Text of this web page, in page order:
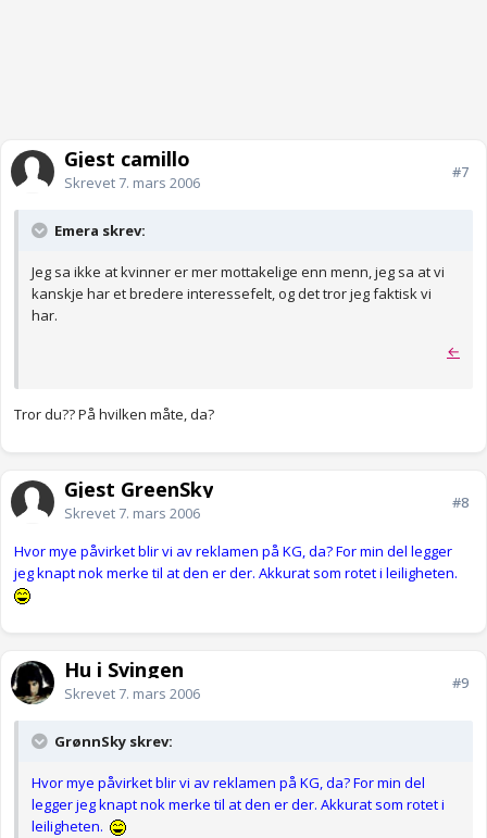
Gjest camillo
Skrevet7. mars 2006
#7
Emera skrev:
Jeg sa ikke at kvinner er mer mottakelige enn menn, jeg sa at vi
kanskje har et bredere interessefelt, og det tror jeg faktisk vi
har.
←
Tror du?? På hvilken måte, da?
Gjest GreenSky
Skrevet7. mars 2006
#8
Hvor mye påvirket blir vi av reklamen på KG, da? For min del legger
jeg knapt nok merke til at den er der. Akkurat som rotet i leiligheten.
Hu i Svingen
Skrevet7. mars 2006
#9
GrønnSky skrev:
Hvor mye påvirket blir vi av reklamen på KG, da? For min del
legger jeg knapt nok merke til at den er der. Akkurat som rotet i
leiligheten.